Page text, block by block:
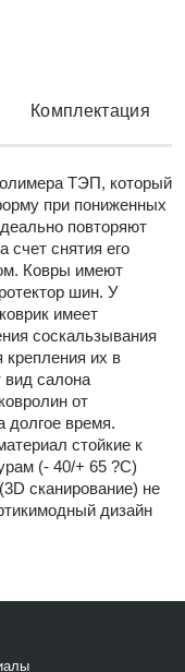
Комплектация
ТЭП, который
при пониженных
повторяют
счет снятия его
Ковры имеют
шин. У
имеет
соскальзывания
их в
салона
от
долгое время.
стойкие к
(- 40/+ 65 ?С)
сканирование) не
дизайн